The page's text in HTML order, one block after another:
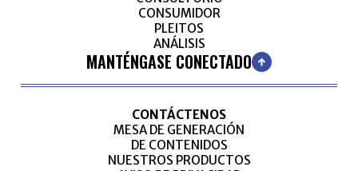
CONSUMIDOR
PLEITOS
ANÁLISIS
MANTÉNGASE CONECTADO
CONTÁCTENOS
MESA DE GENERACIÓN
DE CONTENIDOS
NUESTROS PRODUCTOS